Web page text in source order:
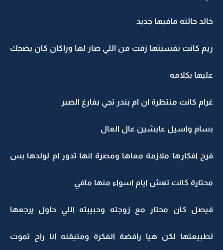
حالته مافيها جديد
كانت نفسيتها زفت من اللي صار لها وراكان كان يضحك
بكلامه
كانت منتظرة ان ام بندر تجي بفارغ الصبر
واسيل عايشين عال العال
افكارها ملازمة معاها ومصرة انها تدور ام لولدها بس
كانت تعش ايام اسواء منها مافي
كان محتار مع زوجته وحبيبته اللي حاول يرجعها
لكن هيا رافضة الفكرة ومتيقنه انا راح تموت